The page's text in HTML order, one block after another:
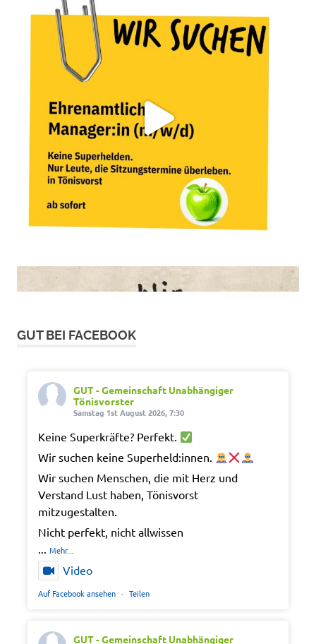
GUT BEI FACEBOOK
GUT - Gemeinschaft Unabhängiger
Tönisvorster
Samstag 1st August 2026, 7:30
Keine Superkräfte? Perfekt.
Wir suchen keine Superheld:innen.
Wir suchen Menschen, die mit Herz und
Verstand Lust haben, Tönisvorst
mitzugestalten.
Nicht perfekt, nicht allwissen
... Mehr...
Video
Auf Facebook ansehen · Teilen
GUT - Gemeinschaft Unabhängiger